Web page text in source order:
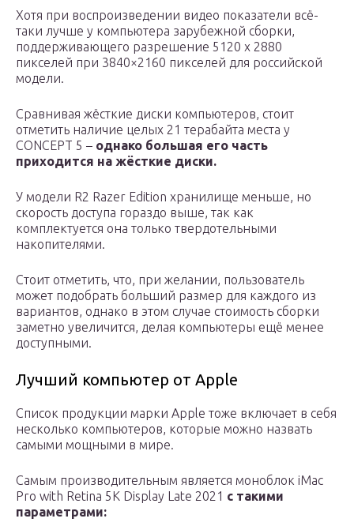
Хотя при воспроизведении видео показатели всё-
таки лучше у компьютера зарубежной сборки,
поддерживающего разрешение 5120 х 2880
пикселей при 3840×2160 пикселей для российской
модели.
Сравнивая жёсткие диски компьютеров, стоит
отметить наличие целых 21 терабайта места у
CONCEPT 5 – однако большая его часть
приходится на жёсткие диски.
У модели R2 Razer Edition хранилище меньше, но
скорость доступа гораздо выше, так как
комплектуется она только твердотельными
накопителями.
Стоит отметить, что, при желании, пользователь
может подобрать больший размер для каждого из
вариантов, однако в этом случае стоимость сборки
заметно увеличится, делая компьютеры ещё менее
доступными.
Лучший компьютер от Apple
Список продукции марки Apple тоже включает в себя
несколько компьютеров, которые можно назвать
самыми мощными в мире.
Самым производительным является моноблок iMac
Pro with Retina 5K Display Late 2021 с такими
параметрами: